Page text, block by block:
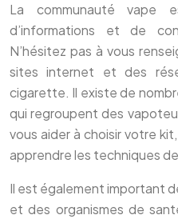
La communauté vape
d’informations et de
N’hésitez pas à vous
sites internet et des
cigarette. Il existe de
qui regroupent des
vous aider à choisir votre
apprendre les techniques
Il est également important
et des organismes de